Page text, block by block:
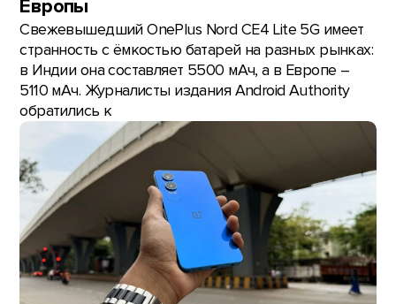
Европы
Свежевышедший OnePlus Nord CE4 Lite 5G имеет
странность с ёмкостью батарей на разных рынках:
в Индии она составляет 5500 мАч, а в Европе –
5110 мАч. Журналисты издания Android Authority
обратились к